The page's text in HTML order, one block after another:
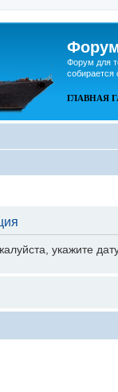
Форум для
собирается
ГЛАВНАЯ
укажите